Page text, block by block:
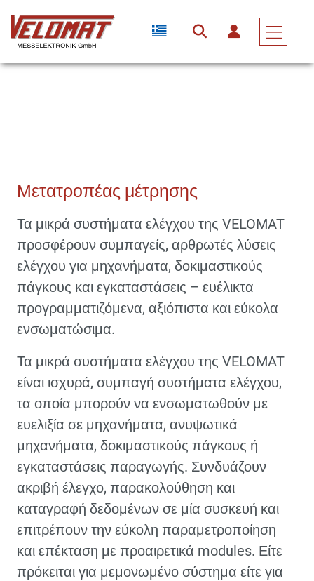
Μετατροπέας μέτρησης
Τα μικρά συστήματα ελέγχου της VELOMAT
προσφέρουν συμπαγείς, αρθρωτές λύσεις
ελέγχου για μηχανήματα, δοκιμαστικούς
πάγκους και εγκαταστάσεις – ευέλικτα
προγραμματιζόμενα, αξιόπιστα και εύκολα
ενσωματώσιμα.
Τα μικρά συστήματα ελέγχου της VELOMAT
είναι ισχυρά, συμπαγή συστήματα ελέγχου,
τα οποία μπορούν να ενσωματωθούν με
ευελιξία σε μηχανήματα, ανυψωτικά
μηχανήματα, δοκιμαστικούς πάγκους ή
εγκαταστάσεις παραγωγής. Συνδυάζουν
ακριβή έλεγχο, παρακολούθηση και
καταγραφή δεδομένων σε μία συσκευή και
επιτρέπουν την εύκολη παραμετροποίηση
και επέκταση με προαιρετικά modules. Είτε
πρόκειται για μεμονωμένο σύστημα είτε για